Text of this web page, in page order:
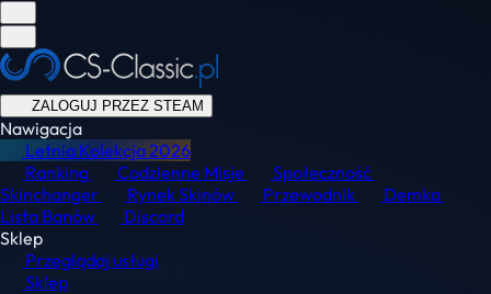
ZALOGUJ PRZEZ STEAM
Nawigacja
Letnia Kolekcja2026
Ranking
Codzienne Misje
Społeczność
Skinchanger
Rynek Skinów Przewodnik
Demka
Lista Banów
Discord
Sklep
Przeglądaj usługi
Sklep